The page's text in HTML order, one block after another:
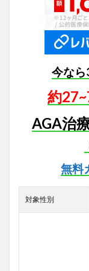
今なら
約
AGA治
無料
対象性別